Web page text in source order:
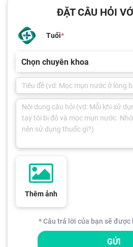
ĐẶT CÂU HỎI
Tuổi
Chọn chuyên khoa
Thêm ảnh
* Câu trả lời của bạn sẽ
GỬI